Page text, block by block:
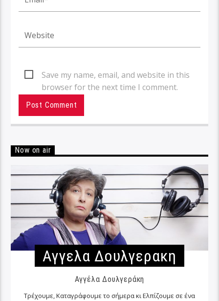
Save my name, email, and website in this
browser for the next time I comment.
Now on air
Αγγελα Δουλγερακη
Αγγέλα Δουλγεράκη
Τρέχουμε, Καταγράφουμε το σήμερα κι Ελπίζουμε σε ένα